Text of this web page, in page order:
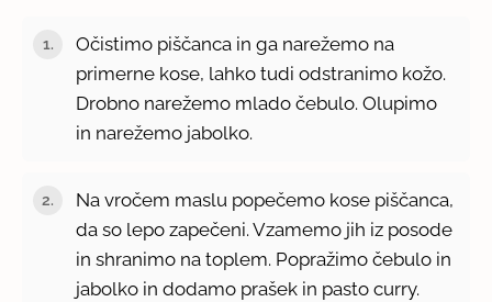
Očistimo piščanca in ga narežemo na
primerne kose, lahko tudi odstranimo kožo.
Drobno narežemo mlado čebulo. Olupimo
in narežemo jabolko.
Na vročem maslu popečemo kose piščanca,
da so lepo zapečeni. Vzamemo jih iz posode
in shranimo na toplem. Popražimo čebulo in
jabolko in dodamo prašek in pasto curry.